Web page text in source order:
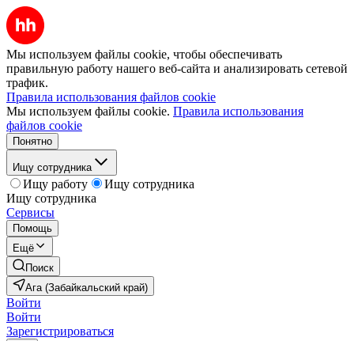
Мы используем файлы cookie, чтобы обеспечивать
правильную работу нашего веб-сайта и анализировать сетевой
трафик.
Правила использования файлов cookie
Мы используем файлы cookie. Правила использования
файлов cookie
Понятно
Ищу сотрудника
Ищу работу
Ищу сотрудника
Ищу сотрудника
Сервисы
Помощь
Ещё
Поиск
Ага (Забайкальский край)
Войти
Войти
Зарегистрироваться